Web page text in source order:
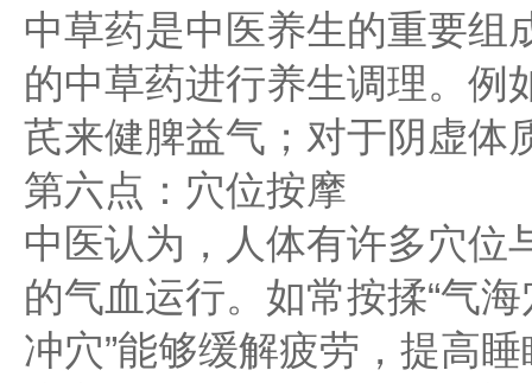
中草药是中医养生的重要组
的中草药进行养生调理。例
芪来健脾益气；对于阴虚体
第六点：穴位按摩
中医认为，人体有许多穴位
的气血运行。如常按揉“气
冲穴”能够缓解疲劳，提高